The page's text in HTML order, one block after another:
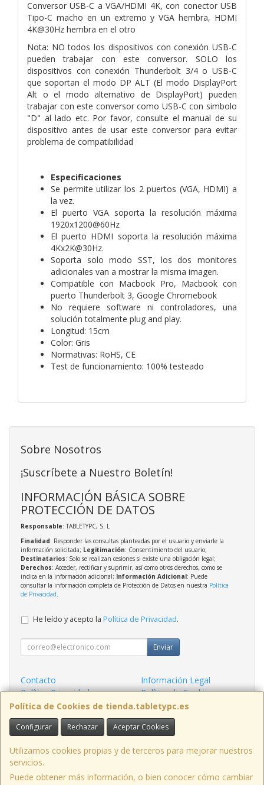
Conversor USB-C a VGA/HDMI 4K, con conector USB
Tipo-C macho en un extremo y VGA hembra, HDMI
4K@30Hz hembra en el otro
Nota: NO todos los dispositivos con conexión USB-C
pueden trabajar con este conversor. SOLO los
dispositivos con conexión Thunderbolt 3/4 o USB-C
que soportan el modo DP ALT (El modo DisplayPort
Alt o el modo alternativo de DisplayPort) pueden
trabajar con este conversor como USB-C con simbolo
"D" al lado etc. Por favor, consulte el manual de su
dispositivo antes de usar este conversor para evitar
problema de compatibilidad
Especificaciones
Se permite utilizar los 2 puertos (VGA, HDMI) a
la vez.
El puerto VGA soporta la resolución máxima
1920x1200@60Hz
El puerto HDMI soporta la resolución máxima
4Kx2K@30Hz.
Soporta solo modo SST, los dos monitores
adicionales van a mostrar la misma imagen.
Compatible con Macbook Pro, Macbook con
puerto Thunderbolt 3, Google Chromebook
No requiere software ni controladores, una
solución totalmente plug and play.
Longitud: 15cm
Color: Gris
Normativas: RoHS, CE
Test de funcionamiento: 100% testeado
Política de Cookies de tienda.tabletypc.es
Configurar Rechazar Aceptar Cookies
Utilizamos cookies propias y de terceros para mejorar nuestros
servicios.
Puede obtener más información, o bien conocer cómo cambiar
Sobre Nosotros
¡Suscríbete a Nuestro Boletín!
INFORMACIÓN BÁSICA SOBRE
PROTECCIÓN DE DATOS
Responsable: TABLETYPC, S. L
Finalidad: Responder las consultas planteadas por el usuario y enviarle la
información solicitada; Legitimación: Consentimiento del usuario;
Destinatarios: Solo se realizan cesiones si existe una obligación legal;
Derechos: Acceder, rectificar y suprimir, así como otros derechos, como se
indica en la información adicional; Información Adicional: Puede
consultar la información completa de Protección de Datos en nuestra Política
de Privacidad
He leído y acepto la Política de Privacidad.
Enviar
Contacto
Información Legal
Política Privacidad
Política de Cookies
Condiciones de Compra
Formas de Pago
Contacto
tienda@tabletypc.es